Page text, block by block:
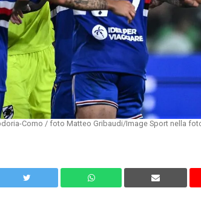
Como / foto Matteo Gribaudi/Image Sport nella